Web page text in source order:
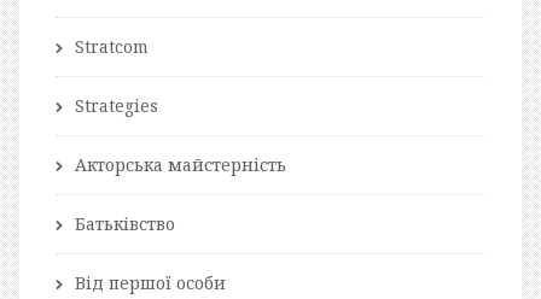
Stratcom
Strategies
Акторська майстерність
Батьківство
Від першої особи